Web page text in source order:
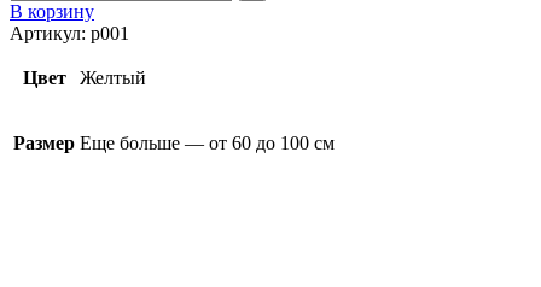
В корзину
Артикул: p001
Цвет Желтый
Размер Еще больше — от 60 до 100 см